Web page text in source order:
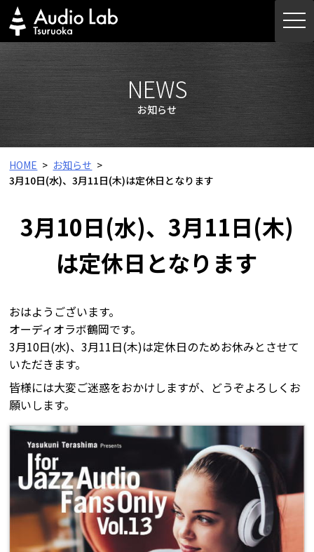
Skip
to
content
NEWS
お知らせ
HOME
お知らせ
3月10日(水)、3月11日(木)は定休日となります
3月10日(水)、3月11日(木)
は定休日となります
おはようございます。
オーディオラボ鶴岡です。
3月10日(水)、3月11日(木)は定休日のためお休みとさせて
いただきます。
皆様には大変ご迷惑をおかけしますが、どうぞよろしくお
願いします。